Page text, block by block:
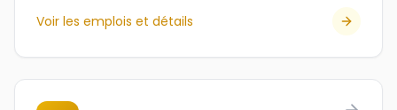
Voir les emplois et détails